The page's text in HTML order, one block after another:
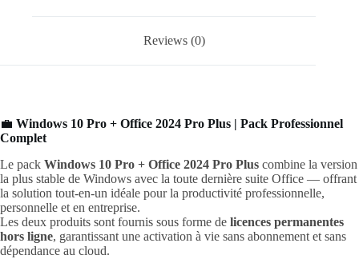
Reviews (0)
💼 Windows 10 Pro + Office 2024 Pro Plus | Pack Professionnel
Complet
Le pack Windows 10 Pro + Office 2024 Pro Plus combine la version
la plus stable de Windows avec la toute dernière suite Office — offrant
la solution tout-en-un idéale pour la productivité professionnelle,
personnelle et en entreprise.
Les deux produits sont fournis sous forme de licences permanentes
hors ligne, garantissant une activation à vie sans abonnement et sans
dépendance au cloud.